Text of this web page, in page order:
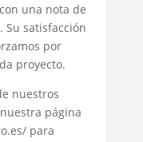
una nota de
Su satisfacción
por
proyecto.
nuestros
página
para